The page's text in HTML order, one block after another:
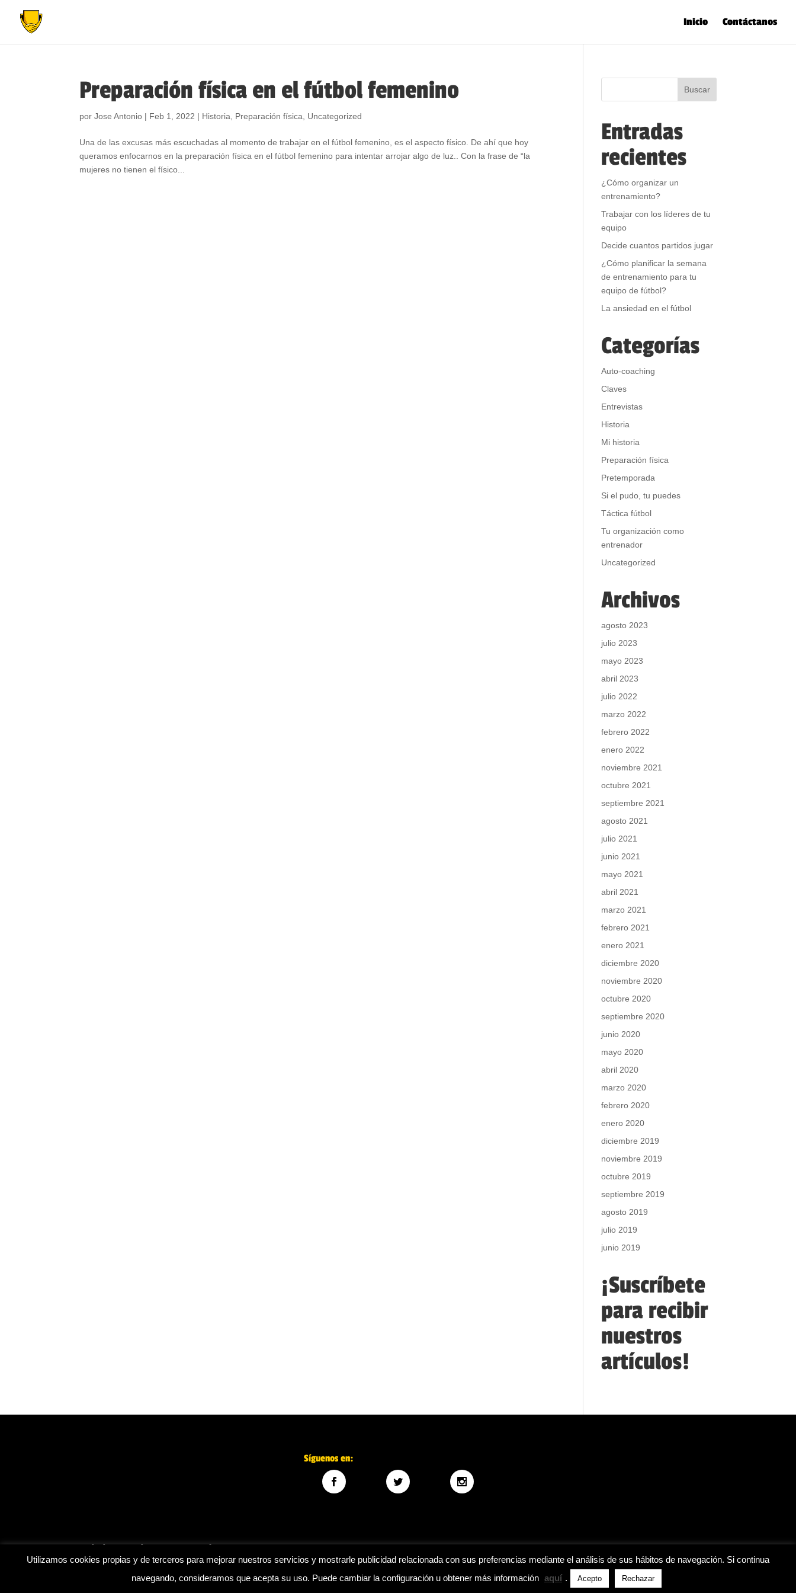
Inicio Contáctanos
Preparación física en el fútbol femenino
porJose Antonio | Feb 1, 2022 | Historia Preparación física Uncategorized
Una de las excusas más escuchadas al momento de trabajar en el fútbol femenino, es el aspecto físico. De ahí que hoy
queramos enfocarnos en la preparación física en el fútbol femenino para intentar arrojar algo de luz.. Con la frase de “la
mujeres no tienen el físico...
Entradas
recientes
¿Cómo organizar un
entrenamiento?
Trabajar con los líderes de tu
equipo
Decide cuantos partidos jugar
¿Cómo planificar la semana
de entrenamiento para tu
equipo de fútbol?
La ansiedad en el fútbol
Categorías
Auto-coaching
Claves
Entrevistas
Historia
Mi historia
Preparación física
Pretemporada
Si el pudo, tu puedes
Táctica fútbol
Tu organización como
entrenador
Uncategorized
Archivos
agosto 2023
julio 2023
mayo 2023
abril 2023
julio 2022
marzo 2022
febrero 2022
enero 2022
noviembre 2021
octubre 2021
septiembre 2021
agosto 2021
julio 2021
junio 2021
mayo 2021
abril 2021
marzo 2021
febrero 2021
enero 2021
diciembre 2020
noviembre 2020
octubre 2020
septiembre 2020
junio 2020
mayo 2020
abril 2020
marzo 2020
febrero 2020
enero 2020
diciembre 2019
noviembre 2019
octubre 2019
septiembre 2019
agosto 2019
julio 2019
junio 2019
¡Suscríbete
para recibir
nuestros
artículos!
Síguenos en:
Inicio Blog Contáctanos
© Mis Amistosos. | Desarrollado porsoyfranklinr|Aviso Legal|Política de privacidad|Política de cookies
Utilizamos cookies propias y de terceros para mejorar nuestros servicios y mostrarle publicidad relacionada con sus preferencias mediante el análisis de sus hábitos de navegación. Si continua
navegando, consideramos que acepta su uso. Puede cambiar la configuración u obtener más información aquí . Acepto Rechazar